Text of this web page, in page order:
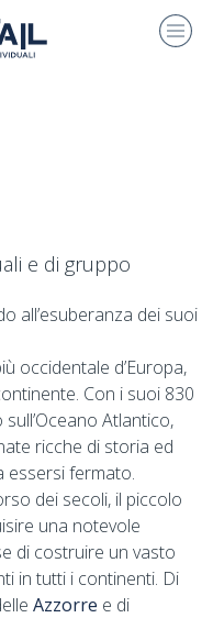
e di gruppo
all’esuberanza dei suoi
occidentale d’Europa,
Con i suoi 830
Atlantico,
ricche di storia ed
essersi fermato.
dei secoli, il piccolo
una notevole
di costruire un vasto
in tutti i continenti. Di
Azzorre e di